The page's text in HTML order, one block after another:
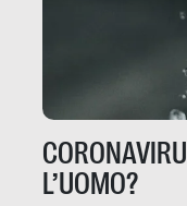
L’UOMO?